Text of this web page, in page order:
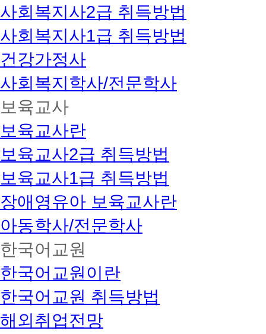
사회복지사2급 취득방법
사회복지사1급 취득방법
건강가정사
사회복지학사/전문학사
보육교사
보육교사란
보육교사2급 취득방법
보육교사1급 취득방법
장애영유아 보육교사란
아동학사/전문학사
한국어교원
한국어교원이란
한국어교원 취득방법
해외취업전망